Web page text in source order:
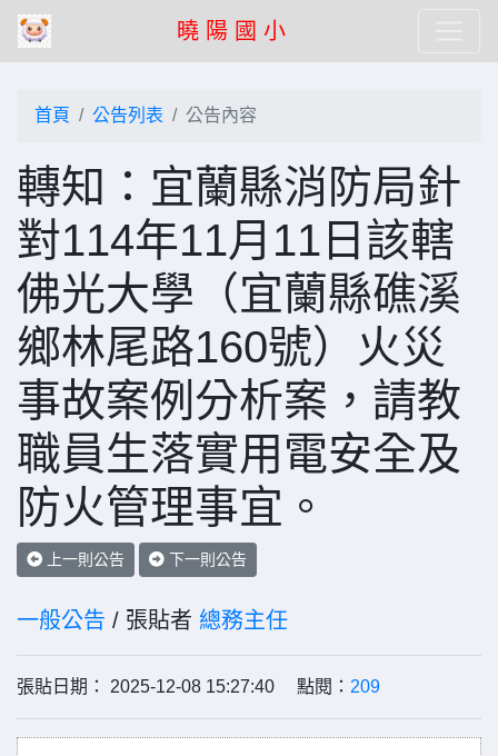
曉 陽 國 小
首頁 公告列表 公告內容
轉知：宜蘭縣消防局針
對114年11月11日該轄
佛光大學（宜蘭縣礁溪
鄉林尾路160號）火災
事故案例分析案，請教
職員生落實用電安全及
防火管理事宜。
上一則公告 下一則公告
一般公告 / 張貼者 總務主任
張貼日期： 2025-12-08 15:27:40 點閱： 209